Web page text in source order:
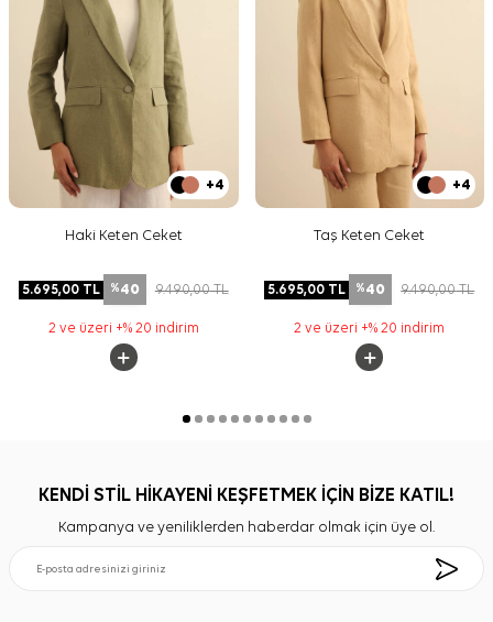
+4
Haki Keten Ceket
5.695,00TL %40 9.490,00TL
2 ve üzeri +% 20 indirim
+4
Taş Keten Ceket
5.695,00 TL %40 9.490,00TL
2 ve üzeri +% 20 indirim
KENDİ STİL HİKAYENİ KEŞFETMEK İÇİN BİZE KATIL!
Kampanya ve yeniliklerden haberdar olmak için üye ol.